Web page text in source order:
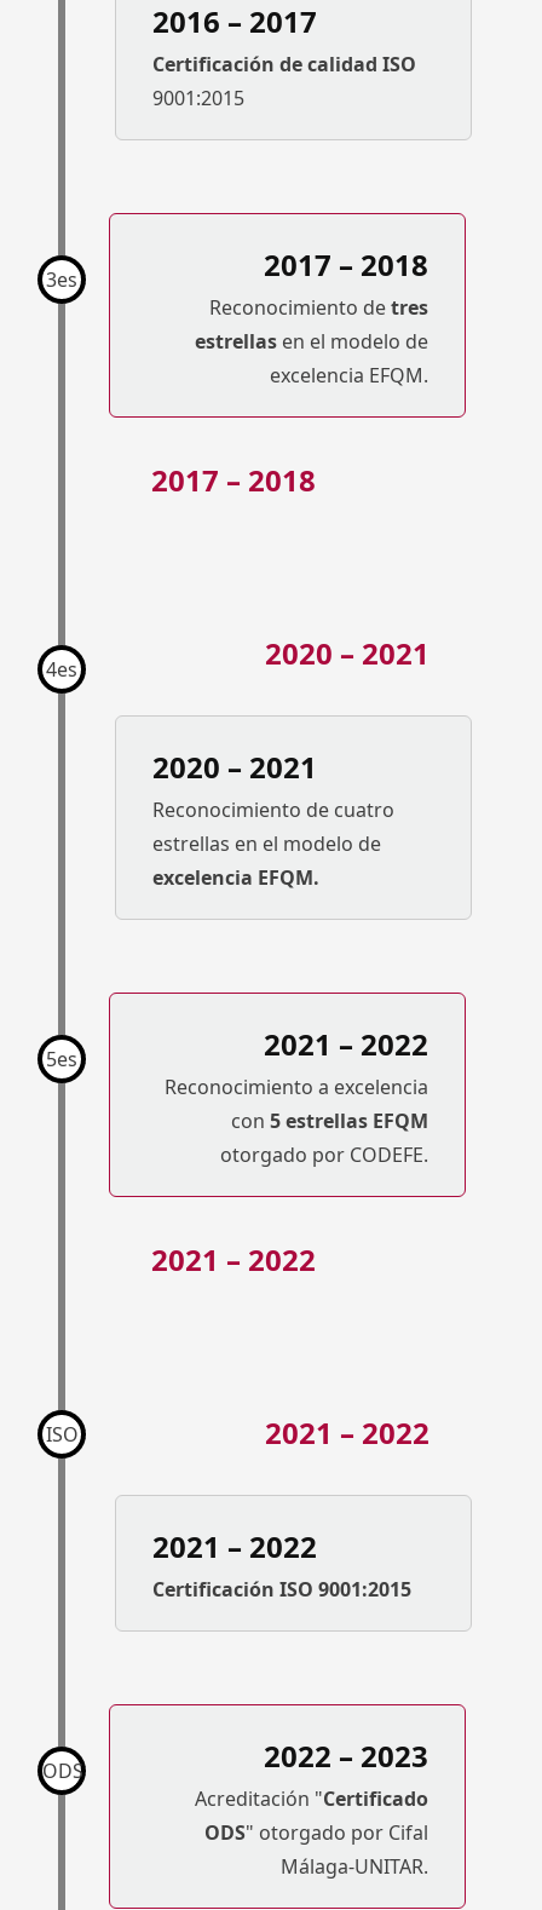
2016 – 2017
Certificación de calidad ISO
9001:2015
2017 – 2018
Reconocimiento detres
estrellas en el modelo de
excelencia EFQM.
3es
2017 – 2018
2020 – 2021
4es
2020 – 2021
Reconocimiento de cuatro
estrellas en el modelo de
excelencia EFQM.
2021 – 2022
Reconocimiento a excelencia
con5 estrellas EFQM
otorgado por CODEFE.
5es
2021 – 2022
2021 – 2022
ISO
2021 – 2022
Certificación ISO 9001:2015
2022 – 2023
Acreditación "Certificado
ODS" otorgado por Cifal
Málaga-UNITAR.
ODS